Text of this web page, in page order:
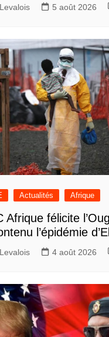
5 août 2026
Actualités Afrique
Afrique félicite
l’épidémie
4 août 2026